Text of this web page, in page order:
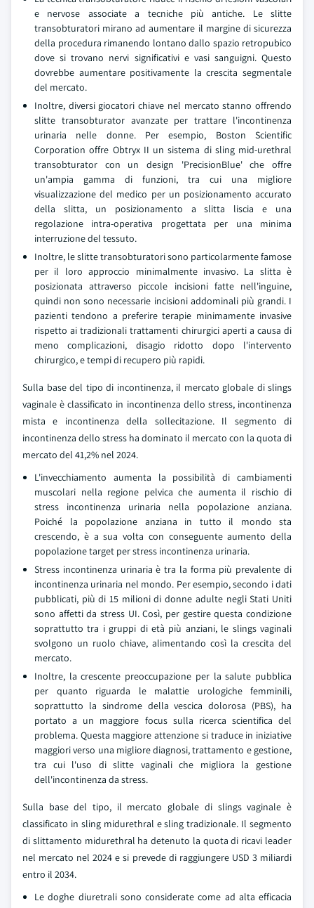
e nervose associate a tecniche più antiche. Le slitte
transobturatori mirano ad aumentare il margine di sicurezza
della procedura rimanendo lontano dallo spazio retropubico
dove si trovano nervi significativi e vasi sanguigni. Questo
dovrebbe aumentare positivamente la crescita segmentale
del mercato.
Inoltre, diversi giocatori chiave nel mercato stanno offrendo
slitte transobturator avanzate per trattare l'incontinenza
urinaria nelle donne. Per esempio, Boston Scientific
Corporation offre Obtryx II un sistema di sling mid-urethral
transobturator con un design 'PrecisionBlue' che offre
un'ampia gamma di funzioni, tra cui una migliore
visualizzazione del medico per un posizionamento accurato
della slitta, un posizionamento a slitta liscia e una
regolazione intra-operativa progettata per una minima
interruzione del tessuto.
Inoltre, le slitte transobturatori sono particolarmente famose
per il loro approccio minimalmente invasivo. La slitta è
posizionata attraverso piccole incisioni fatte nell'inguine,
quindi non sono necessarie incisioni addominali più grandi. I
pazienti tendono a preferire terapie minimamente invasive
rispetto ai tradizionali trattamenti chirurgici aperti a causa di
meno complicazioni, disagio ridotto dopo l'intervento
chirurgico, e tempi di recupero più rapidi.
Sulla base del tipo di incontinenza, il mercato globale di slings
vaginale è classificato in incontinenza dello stress, incontinenza
mista e incontinenza della sollecitazione. Il segmento di
incontinenza dello stress ha dominato il mercato con la quota di
mercato del 41,2% nel 2024.
L'invecchiamento aumenta la possibilità di cambiamenti
muscolari nella regione pelvica che aumenta il rischio di
stress incontinenza urinaria nella popolazione anziana.
Poiché la popolazione anziana in tutto il mondo sta
crescendo, è a sua volta con conseguente aumento della
popolazione target per stress incontinenza urinaria.
Stress incontinenza urinaria è tra la forma più prevalente di
incontinenza urinaria nel mondo. Per esempio, secondo i dati
pubblicati, più di 15 milioni di donne adulte negli Stati Uniti
sono affetti da stress UI. Così, per gestire questa condizione
soprattutto tra i gruppi di età più anziani, le slings vaginali
svolgono un ruolo chiave, alimentando così la crescita del
mercato.
Inoltre, la crescente preoccupazione per la salute pubblica
per quanto riguarda le malattie urologiche femminili,
soprattutto la sindrome della vescica dolorosa (PBS), ha
portato a un maggiore focus sulla ricerca scientifica del
problema. Questa maggiore attenzione si traduce in iniziative
maggiori verso una migliore diagnosi, trattamento e gestione,
tra cui l'uso di slitte vaginali che migliora la gestione
dell'incontinenza da stress.
Sulla base del tipo, il mercato globale di slings vaginale è
classificato in sling midurethral e sling tradizionale. Il segmento
di slittamento midurethral ha detenuto la quota di ricavi leader
nel mercato nel 2024 e si prevede di raggiungere USD 3 miliardi
entro il 2034.
Le doghe diuretrali sono considerate come ad alta efficacia